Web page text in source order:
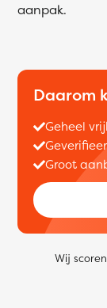
aanpak.
Daarom
Geheel
Groot
Wij